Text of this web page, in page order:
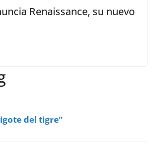
Renaissance, su nuevo
del tigre”